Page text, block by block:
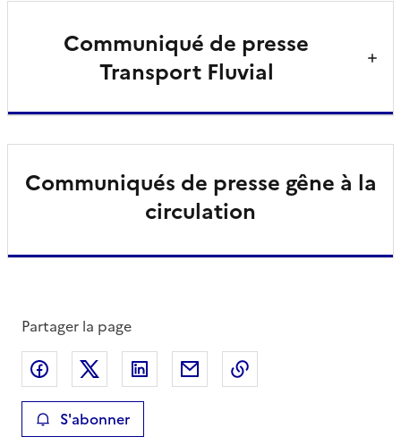
Communiqué de presse
Transport Fluvial
Communiqués de presse gêne à la
circulation
Partager la page
Partager sur Facebook
Partager sur XPartager sur LinkedIn
Partager par email
S'abonner